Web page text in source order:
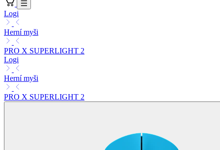
Logi
Herní myši
PRO X SUPERLIGHT 2
Logi
Herní myši
PRO X SUPERLIGHT 2